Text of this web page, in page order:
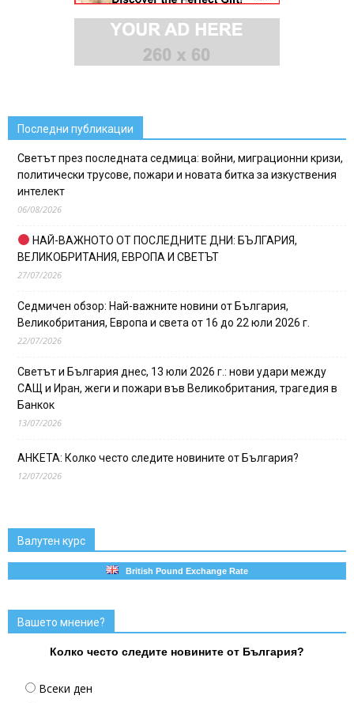
Последни публикации
Светът през последната седмица: войни, миграционни кризи,
политически трусове, пожари и новата битка за изкуствения
интелект
06/08/2026
НАЙ-ВАЖНОТО ОТ ПОСЛЕДНИТЕ ДНИ: БЪЛГАРИЯ,
ВЕЛИКОБРИТАНИЯ, ЕВРОПА И СВЕТЪТ
27/07/2026
Седмичен обзор: Най-важните новини от България,
Великобритания, Европа и света от 16 до 22 юли 2026 г.
22/07/2026
Светът и България днес, 13 юли 2026 г.: нови удари между
САЩ и Иран, жеги и пожари във Великобритания, трагедия в
Банкок
13/07/2026
АНКЕТА: Колко често следите новините от България?
12/07/2026
Валутен курс
British Pound Exchange Rate
Вашето мнение?
Колко често следите новините от България?
Всеки ден